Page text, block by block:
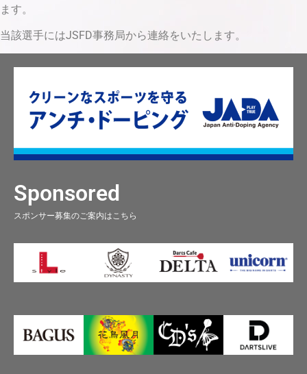
ます。
当該選手にはJSFD事務局から連絡をいたします。
Sponsored
スポンサー募集のご案内はこちら